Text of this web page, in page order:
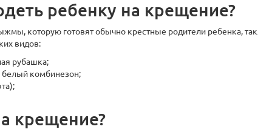
ребенку на крещение?
которую готовят обычно крестные родители ребенка,
видов:
рубашка;
комбинезон;
крещение?